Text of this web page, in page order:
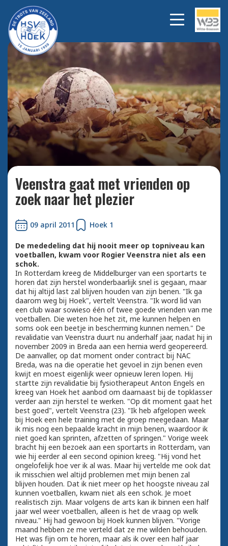
Bekijk alle foto's
Veenstra gaat met vrienden op
zoek naar het plezier
09 april 2011 Hoek 1
De mededeling dat hij nooit meer op topniveau kan
voetballen, kwam voor Rogier Veenstra niet als een
schok.
In Rotterdam kreeg de Middelburger van een sportarts te
horen dat zijn herstel wonderbaarlijk snel is gegaan, maar
dat hij altijd last zal blijven houden van zijn benen. "Ik ga
daarom weg bij Hoek", vertelt Veenstra. "Ik word lid van
een club waar sowieso één of twee goede vrienden van me
voetballen. Die weten hoe het zit, me kunnen helpen en
soms ook een beetje in bescherming kunnen nemen." De
revalidatie van Veenstra duurt nu anderhalf jaar, nadat hij in
november 2009 in Breda aan een hernia werd geopereerd.
De aanvaller, op dat moment onder contract bij NAC
Breda, was na die operatie het gevoel in zijn benen even
kwijt en moest eigenlijk weer opnieuw leren lopen. Hij
startte zijn revalidatie bij fysiotherapeut Anton Engels en
kreeg van Hoek het aanbod om daarnaast bij de topklasser
verder aan zijn herstel te werken. "Op dit moment gaat het
best goed", vertelt Veenstra (23). "Ik heb afgelopen week
bij Hoek een hele training met de groep meegedaan. Maar
ik mis nog een bepaalde kracht in mijn benen, waardoor ik
niet goed kan sprinten, afzetten of springen." Vorige week
bracht hij een bezoek aan een sportarts in Rotterdam, van
wie hij eerder al een second opinion kreeg. "Hij vond het
ongelofelijk hoe ver ik al was. Maar hij vertelde me ook dat
ik misschien wel altijd problemen met mijn benen zal
blijven houden. Dat ik niet meer op het hoogste niveau zal
kunnen voetballen, kwam niet als een schok. Je moet
realistisch zijn. Maar volgens de arts kan ik binnen een half
jaar wel weer voetballen, alleen is het de vraag op welk
niveau." Hij had gewoon bij Hoek kunnen blijven. "Vorige
maand hebben ze me verteld dat ze me wilden behouden.
Het was fijn om te horen, maar als ik over een half jaar